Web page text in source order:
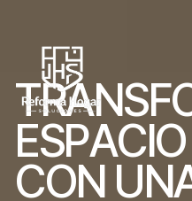
TRANSF
ESPACIO
CON UN